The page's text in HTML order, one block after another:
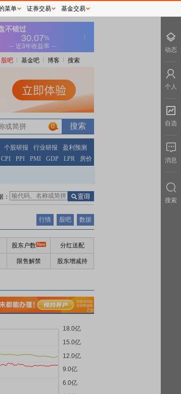
股吧 基金吧 博客 搜索
0
个股研报 行业研报
盈利预测
CPI PPI PMI GDP LPR 房价
：
行情 股吧 数据
股东户数 分红送配
限售解禁 股东增减持
菜单 证券交易 基金交易
动态
个人
自选
消息
搜索